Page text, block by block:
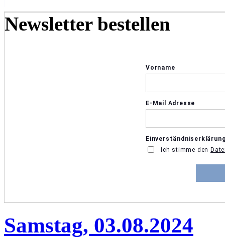
Newsletter bestellen
Samstag, 03.08.2024